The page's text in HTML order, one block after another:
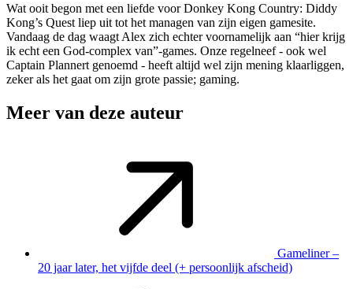
Wat ooit begon met een liefde voor Donkey Kong Country: Diddy
Kong’s Quest liep uit tot het managen van zijn eigen gamesite.
Vandaag de dag waagt Alex zich echter voornamelijk aan “hier krijg
ik echt een God-complex van”-games. Onze regelneef - ook wel
Captain Plannert genoemd - heeft altijd wel zijn mening klaarliggen,
zeker als het gaat om zijn grote passie; gaming.
Meer van deze auteur
Gameliner –
20 jaar later, het vijfde deel (+ persoonlijk afscheid)